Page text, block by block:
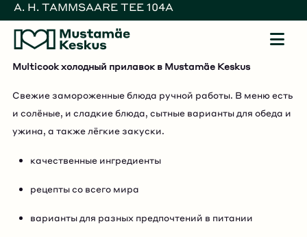
A. H. TAMMSAARE TEE 104A
Rimi8-22 Магазины
RU
Multicook холодный прилавок в Mustamäe Keskus
Свежие замороженные блюда ручной работы. В меню есть
и солёные, и сладкие блюда, сытные варианты для обеда и
ужина, а также лёгкие закуски.
качественные ингредиенты
рецепты со всего мира
варианты для разных предпочтений в питании